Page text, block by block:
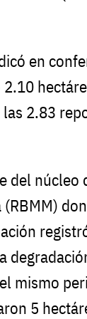
en
2.83
del núcleo
mismo
5